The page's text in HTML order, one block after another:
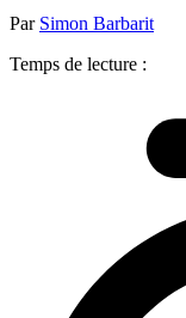
Par Simon Barbarit
Temps de lecture :